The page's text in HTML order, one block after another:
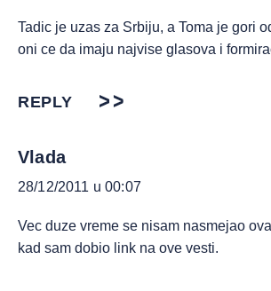
Tadic je uzas za Srbiju, a Toma je gori
oni ce da imaju najvise glasova i
REPLY
Vlada
28/12/2011 u 00:07
Vec duze vreme se nisam nasmejao
kad sam dobio link na ove vesti.